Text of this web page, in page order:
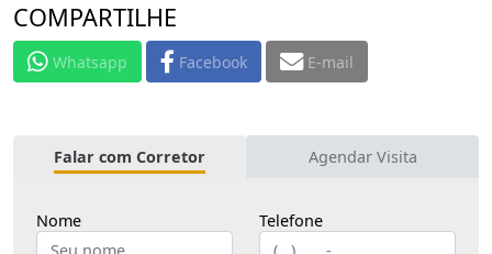
COMPARTILHE
Whatsapp Facebook E-mail
Falar com Corretor Agendar Visita
Nome Telefone